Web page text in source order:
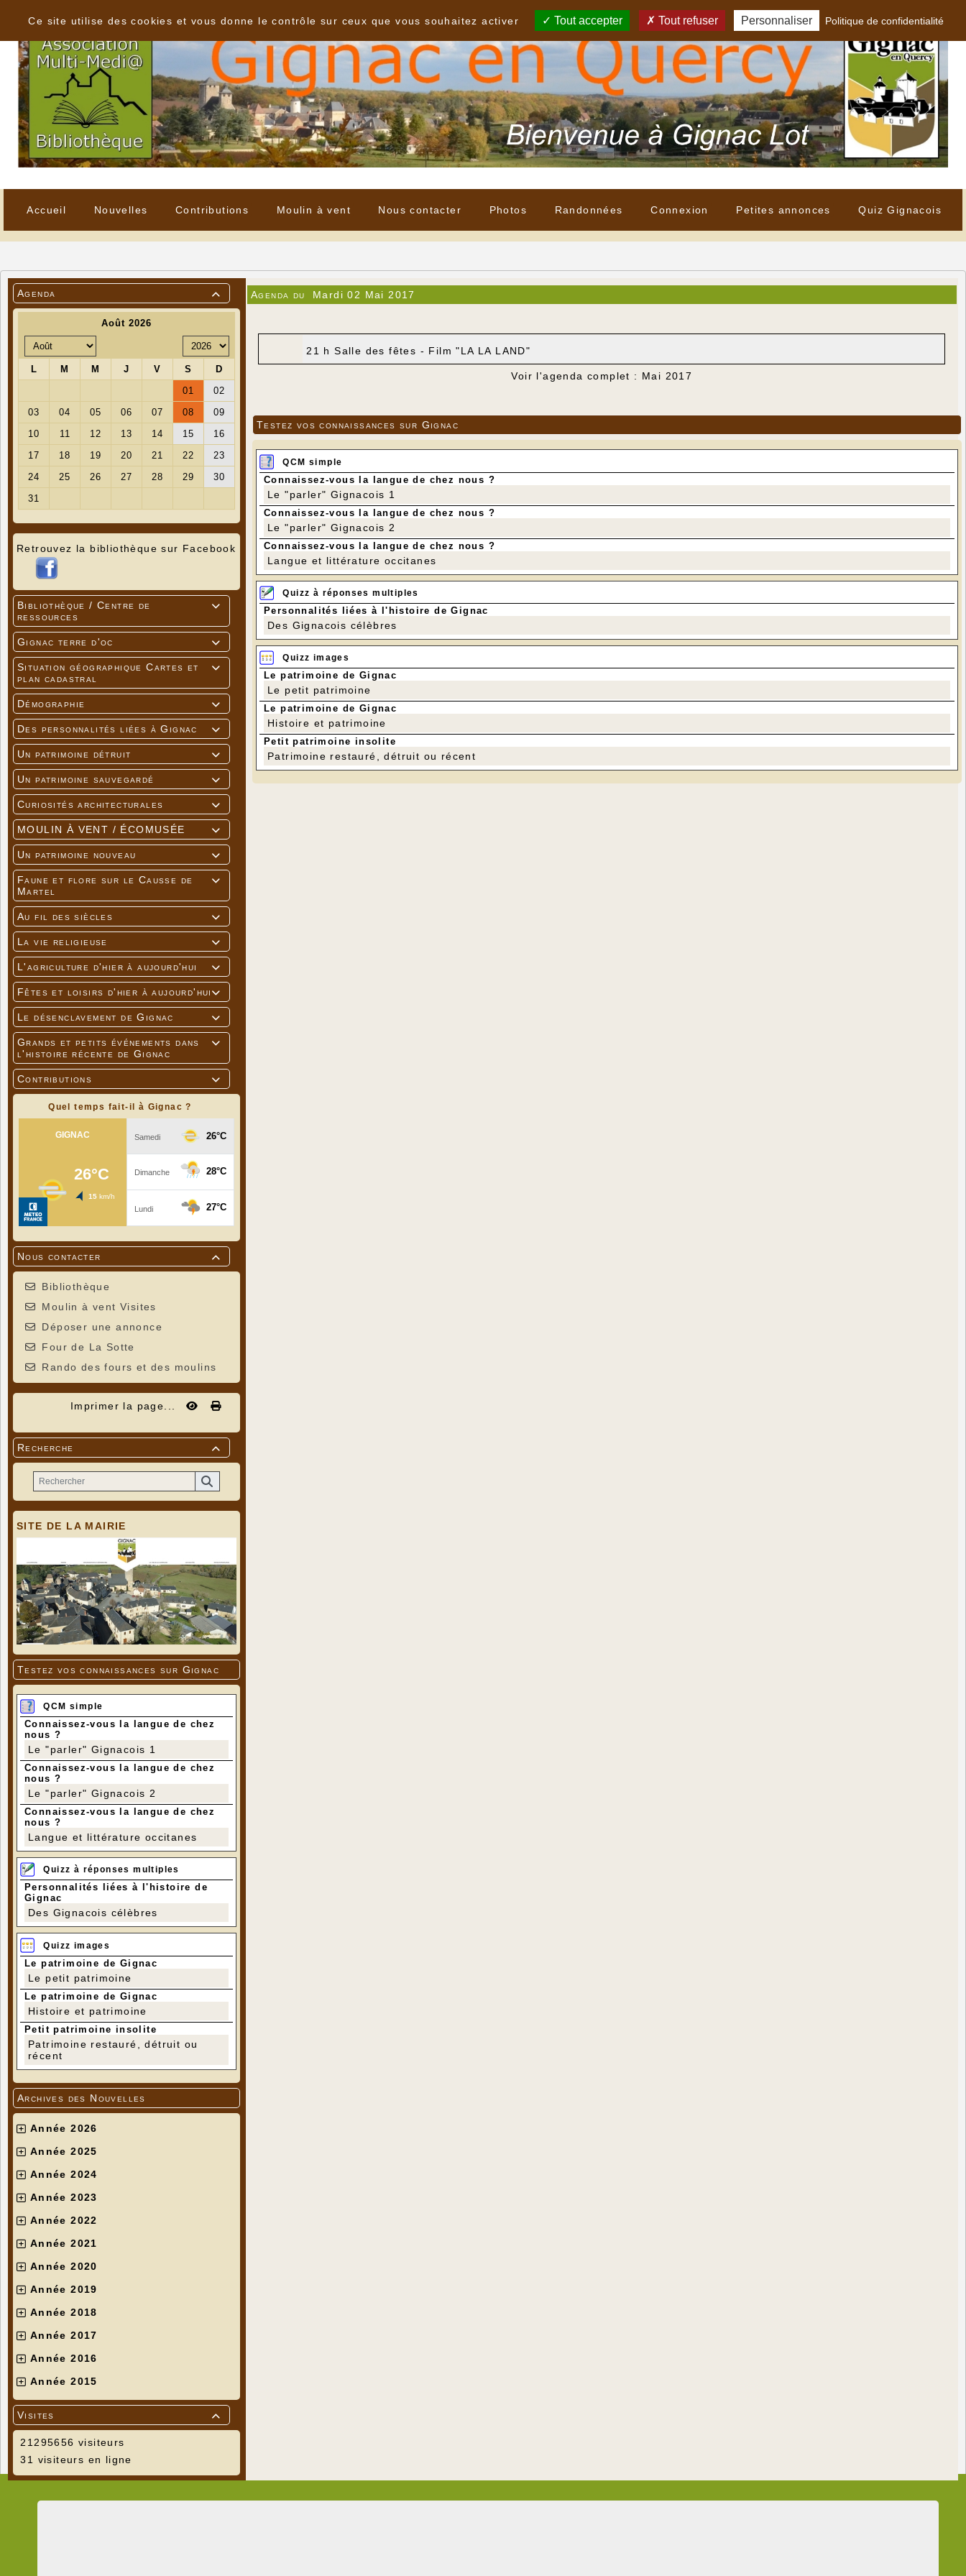
Accueil Nouvelles Contributions Moulin à vent Nous contacter Photos Randonnées Connexion Petites annonces Quiz Gignacois

Agenda
Retrouvez la bibliothèque sur Facebook

Bibliothèque / Centre de
ressources

Gignac terre d'oc

Situation géographique Cartes et
plan cadastral

Démographie

Des personnalités liées à Gignac

Un patrimoine détruit

Un patrimoine sauvegardé

Curiosités architecturales

MOULIN À VENT / ÉCOMUSÉE

Un patrimoine nouveau

Faune et flore sur le Causse de
Martel

Au fil des siècles

La vie religieuse

L'agriculture d'hier à aujourd'hui

Fêtes et loisirs d'hier à aujourd'hui

Le désenclavement de Gignac

Grands et petits événements dans
l'histoire récente de Gignac

Contributions
Quel temps fait-il à Gignac ?

Nous contacter
Bibliothèque
Moulin à vent Visites
Déposer une annonce
Four de La Sotte
Rando des fours et des moulins
Imprimer la page...

Recherche
SITE DE LA MAIRIE
Testez vos connaissances sur Gignac
QCM simple
Connaissez-vous la langue de chez
nous ?
Le "parler" Gignacois 1
Connaissez-vous la langue de chez
nous ?
Le "parler" Gignacois 2
Connaissez-vous la langue de chez
nous ?
Langue et littérature occitanes
Quizz à réponses multiples
Personnalités liées à l'histoire de
Gignac
Des Gignacois célèbres
Quizz images
Le patrimoine de Gignac
Le petit patrimoine
Le patrimoine de Gignac
Histoire et patrimoine
Petit patrimoine insolite
Patrimoine restauré, détruit ou
récent
Archives des Nouvelles
Année 2026
Année 2025
Année 2024
Année 2023
Année 2022
Année 2021
Année 2020
Année 2019
Année 2018
Année 2017
Année 2016
Année 2015

Visites
21295656 visiteurs
31 visiteurs en ligne
Agenda du Mardi 02 Mai 2017
21 h Salle des fêtes - Film "LA LA LAND"
Voir l'agenda complet : Mai 2017
Testez vos connaissances sur Gignac
QCM simple
Connaissez-vous la langue de chez nous ?
Le "parler" Gignacois 1
Connaissez-vous la langue de chez nous ?
Le "parler" Gignacois 2
Connaissez-vous la langue de chez nous ?
Langue et littérature occitanes
Quizz à réponses multiples
Personnalités liées à l'histoire de Gignac
Des Gignacois célèbres
Quizz images
Le patrimoine de Gignac
Le petit patrimoine
Le patrimoine de Gignac
Histoire et patrimoine
Petit patrimoine insolite
Patrimoine restauré, détruit ou récent
Ce site utilise des cookies et vous donne le contrôle sur ceux que vous souhaitez activer
Tout accepter Tout refuser Personnaliser Politique de confidentialité